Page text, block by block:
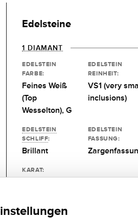
Edelsteine
1 DIAMANT
EDELSTEIN
FARBE:
Feines Weiß
(Top
Wesselton), G
EDELSTEIN
REINHEIT:
VS1 (very
inclusions)
EDELSTEIN
SCHLIFF:
Brillant
EDELSTEIN
FASSUNG:
KARAT: